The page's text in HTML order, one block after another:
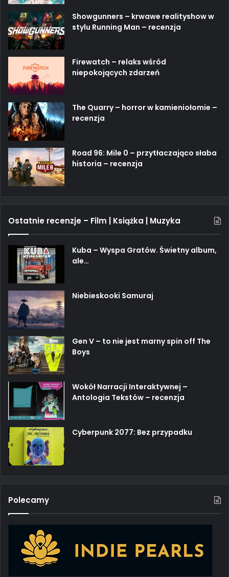
Showgunners – krwawe realityshow w
stylu Running Man – recenzja
Firewatch – relaks wśród
niepokojących zdarzeń
The Quarry – horror w kamieniołomie –
recenzja
Road 96: Mile 0 – przytłaczająco słaba
historia – recenzja
Ostatnie recenzje – Film | Książka | Muzyka
Kuba – Wyspa Gratów. Świetny album,
ale…
Niebieskooki Samuraj
Gen V – to nie jest marny spin off The
Boys
Wokół Narracji Interaktywnej –
Antologia Tekstów – recenzja
Cyberpunk 2077: Bez przypadku
Polecamy